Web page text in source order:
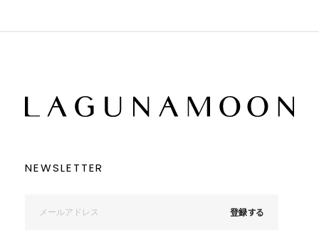
NEWSLETTER
登録する